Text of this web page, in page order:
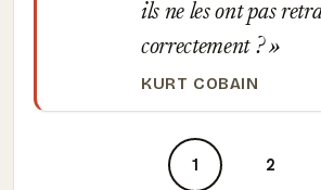
ils ne les ont pas
correctement ?
KURT COBAIN
1 2